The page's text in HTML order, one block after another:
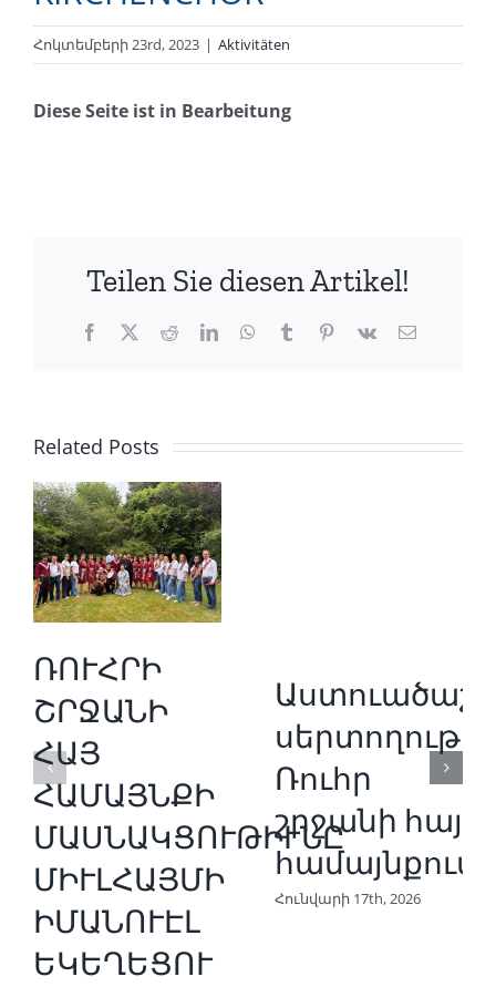
Հոկտեմբերի 23rd, 2023 | Aktivitäten
Diese Seite ist in Bearbeitung
Teilen Sie diesen Artikel!
Facebook
X RedditLinkedInWhatsApp
TumblrPinterest
Vk Email
Related Posts
ՌՈՒՀՐԻ
ՇՐՋԱՆԻ
ՀԱՅ
ՀԱՄԱՅՆՔԻ
ՄԱՍՆԱԿՑՈՒԹԻՒՆԸ
ՄԻՒԼՀԱՅՄԻ
ԻՄԱՆՈՒԷԼ
ԵԿԵՂԵՑՈՒ
Ռուհր
շրջանի հայ
համայնքում։
Հունվարի 17th, 2026